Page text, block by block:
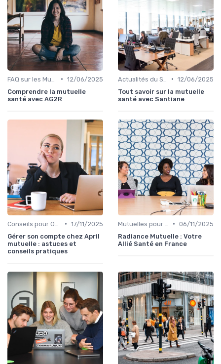
• 12/06/2025
Comprendre la mutuelle
santé avec AG2R
• 12/06/2025
Tout savoir sur la mutuelle
santé avec Santiane
• 17/11/2025
Gérer son compte chez April
mutuelle : astuces et
conseils pratiques
• 06/11/2025
Radiance Mutuelle : Votre
Allié Santé en France